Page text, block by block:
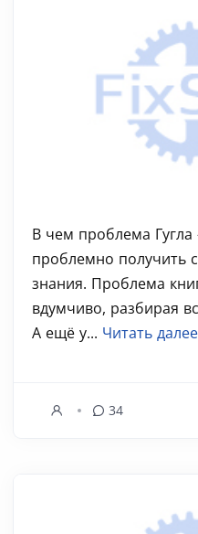
В чем проблема
проблемно получить
знания. Проблема
вдумчиво, разбирая
А ещё у... Читать далее
34